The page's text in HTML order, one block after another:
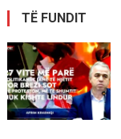
TË FUNDIT